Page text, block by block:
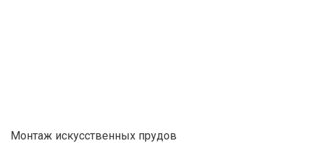
Монтаж искусственных прудов